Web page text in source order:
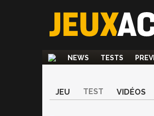
NEWS TESTS
JEU TEST VIDÉOS